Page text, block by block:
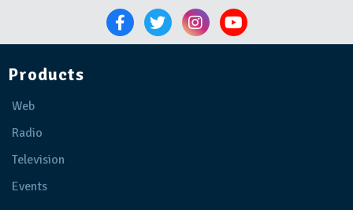
Products
Web
Radio
Television
Events